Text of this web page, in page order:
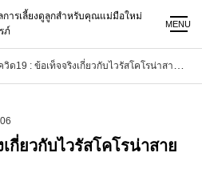
ารเลี้ยงดูลูกสำหรับคุณแม่มือใหม่
ภ์
MENU
ด19 : ข้อเท็จจริงเกี่ยวกับไวรัสโคโรน่าสายพันธุ์ใหม่ 2019 (2/2)
กี่ยวกับไวรัสโคโรน่าสาย